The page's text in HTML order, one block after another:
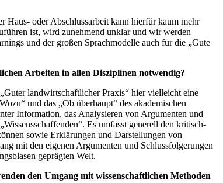
Haus- oder Abschlussarbeit kann hierfür kaum mehr
ist, wird zunehmend unklar und wir werden
und der großen Sprachmodelle auch für die „Gute
Arbeiten in allen Disziplinen notwendig?
landwirtschaftlicher Praxis“ hier vielleicht eine
und das „Ob überhaupt“ des akademischen
Information, das Analysieren von Argumenten und
Es umfasst generell den kritisch-
sowie Erklärungen und Darstellungen von
mit den eigenen Argumenten und Schlussfolgerungen
geprägten Welt.
den Umgang mit wissenschaftlichen Methoden